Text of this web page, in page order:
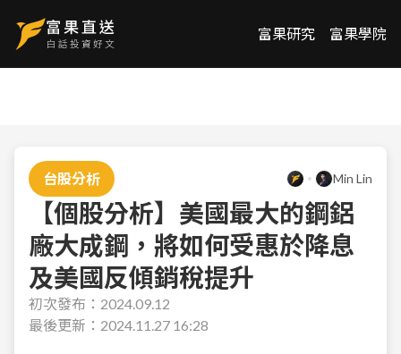
富果研究 富果學院
台股分析 Min Lin
【個股分析】美國最大的鋼鋁
廠大成鋼，將如何受惠於降息
及美國反傾銷稅提升
初次發布： 2024.09.12
最後更新： 2024.11.27 16:28